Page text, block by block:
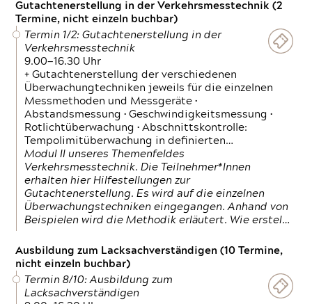
Gutachtenerstellung in der Verkehrsmesstechnik (2
Termine, nicht einzeln buchbar)
Termin 1/2: Gutachtenerstellung in der
Verkehrsmesstechnik
9.00—16.30 Uhr
+ Gutachtenerstellung der verschiedenen
Überwachungtechniken jeweils für die einzelnen
Messmethoden und Messgeräte •
Abstandsmessung • Geschwindigkeitsmessung •
Rotlichtüberwachung • Abschnittskontrolle:
Tempolimitüberwachung in definierten…
Modul II unseres Themenfeldes
Verkehrsmesstechnik. Die Teilnehmer*Innen
erhalten hier Hilfestellungen zur
Gutachtenerstellung. Es wird auf die einzelnen
Überwachungstechniken eingegangen. Anhand von
Beispielen wird die Methodik erläutert. Wie erstel…
Ausbildung zum Lacksachverständigen (10 Termine,
nicht einzeln buchbar)
Termin 8/10: Ausbildung zum
Lacksachverständigen